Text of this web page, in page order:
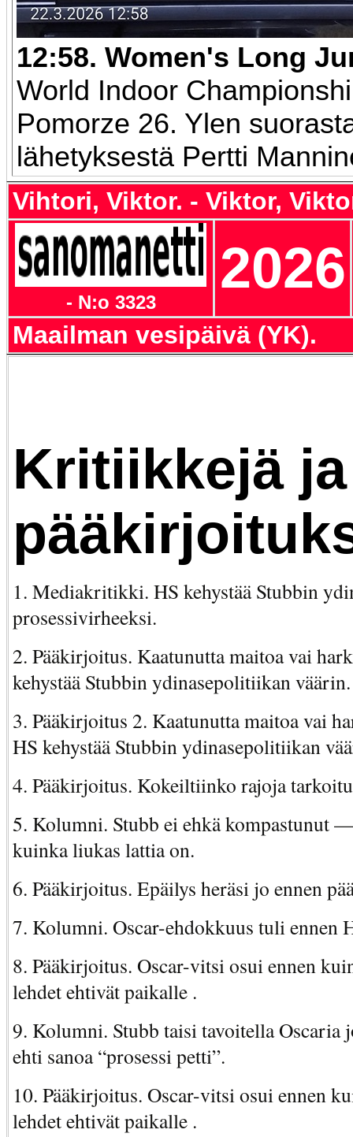
12:58. Women's Long
World Indoor
Pomorze 26. Ylen
lähetyksestä Pertti
Vihtori, Viktor. - Viktor,
- N:o 3323
2026
Maailman vesipäivä (YK).
Kritiikkejä ja
1. Mediakritikki. HS kehystää Stubbin
prosessivirheeksi.
2. Pääkirjoitus. Kaatunutta maitoa vai
kehystää Stubbin ydinasepolitiikan väärin.
3. Pääkirjoitus 2. Kaatunutta maitoa vai
HS kehystää Stubbin ydinasepolitiikan
4. Pääkirjoitus. Kokeiltiinko rajoja
5. Kolumni. Stubb ei ehkä kompastunut
kuinka liukas lattia on.
6. Pääkirjoitus. Epäilys heräsi jo ennen
7. Kolumni. Oscar-ehdokkuus tuli ennen
8. Pääkirjoitus. Oscar-vitsi osui ennen
lehdet ehtivät paikalle .
9. Kolumni. Stubb taisi tavoitella Oscaria
ehti sanoa “prosessi petti”.
10. Pääkirjoitus. Oscar-vitsi osui ennen
lehdet ehtivät paikalle .